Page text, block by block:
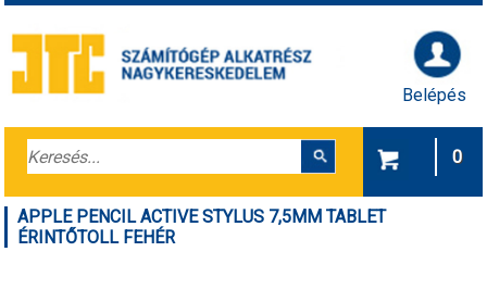
Belépés
0
APPLE PENCIL ACTIVE STYLUS 7,5MM TABLET
ÉRINTŐTOLL FEHÉR